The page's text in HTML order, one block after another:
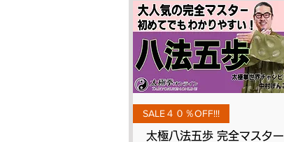
Quick View
SALE４０％OFF!!!
太極八法五歩 完全マスター